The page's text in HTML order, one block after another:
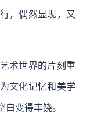
，偶然显现，又
术世界的片刻重
文化记忆和美学
变得丰饶。